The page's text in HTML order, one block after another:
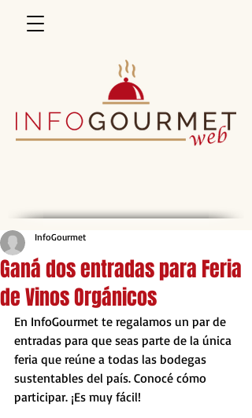
Ganá dos entradas para Feria
de Vinos Orgánicos
InfoGourmet
En InfoGourmet te regalamos un par de
entradas para que seas parte de la única
feria que reúne a todas las bodegas
sustentables del país. Conocé cómo
participar. ¡Es muy fácil!